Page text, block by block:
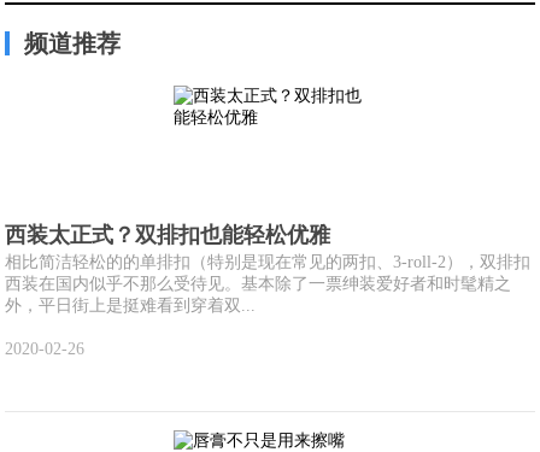
频道推荐
西装太正式？双排扣也能轻松优雅
相比简洁轻松的的单排扣（特别是现在常见的两扣、3-roll-2），双排扣
西装在国内似乎不那么受待见。基本除了一票绅装爱好者和时髦精之
外，平日街上是挺难看到穿着双...
2020-02-26